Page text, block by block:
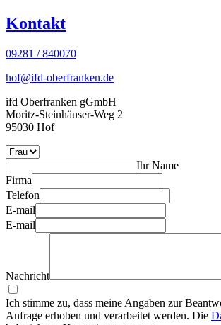
Kontakt
09281 / 840070
hof@ifd-oberfranken.de
ifd Oberfranken gGmbH
Moritz-Steinhäuser-Weg 2
95030 Hof
Ihr Name
Firma
Telefon
E-mail
E-mail
Nachricht
Ich stimme zu, dass meine Angaben zur
Anfrage erhoben und verarbeitet werden. Die